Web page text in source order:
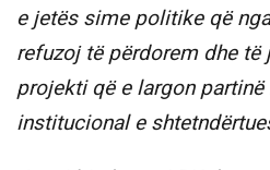
e jetës sime politike që
refuzoj të përdorem dhe të
projekti që e largon
institucional e